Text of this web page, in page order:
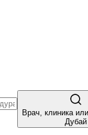
Врач, клиника
Дубай